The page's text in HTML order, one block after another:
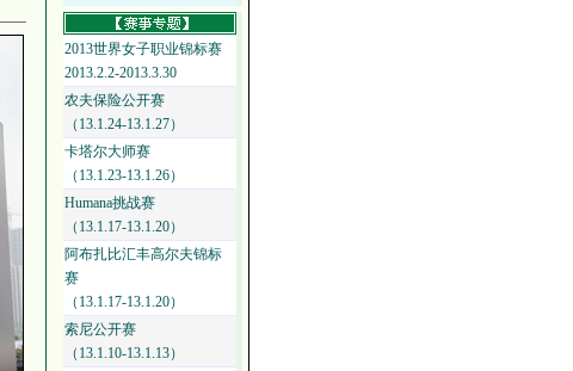
2013世界女子职业锦标赛
2013.2.2-2013.3.30
农夫保险公开赛
（13.1.24-13.1.27）
卡塔尔大师赛
（13.1.23-13.1.26）
Humana挑战赛
（13.1.17-13.1.20）
阿布扎比汇丰高尔夫锦标
赛
（13.1.17-13.1.20）
索尼公开赛
（13.1.10-13.1.13）